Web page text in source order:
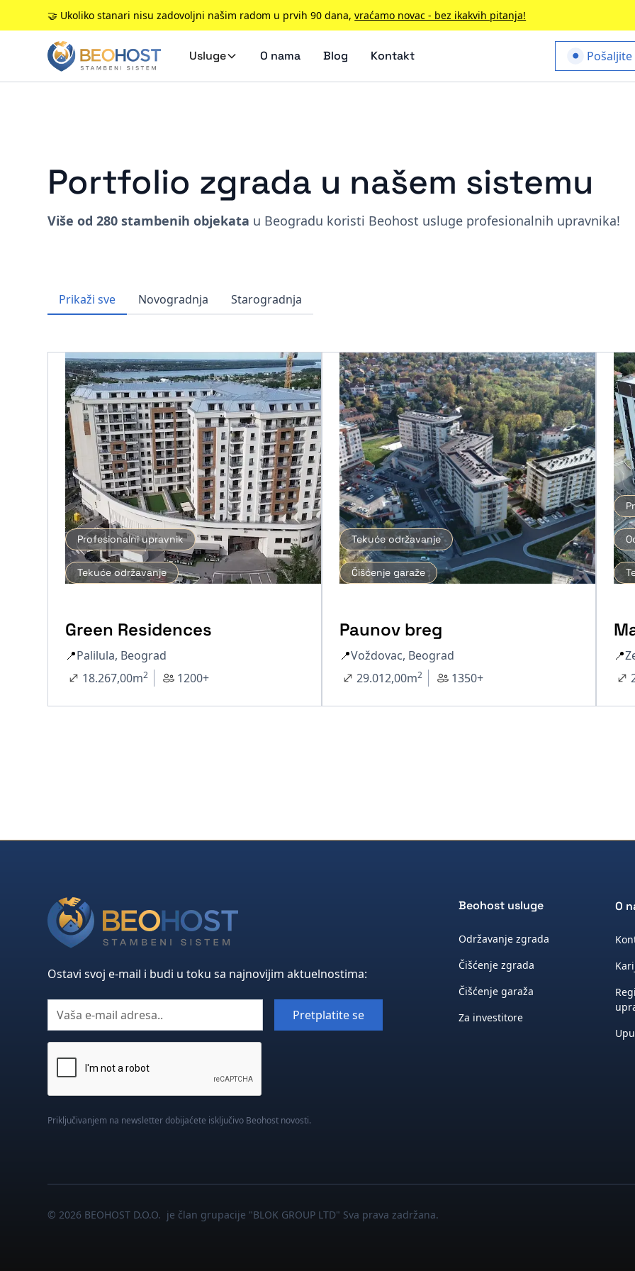
🤝 Ukoliko stanari nisu zadovoljni našim radom u prvih 90 dana,vraćamo novac - bez ikakvih pitanja!
Usluge O nama Blog Kontakt
Portfolio zgrada u našem sistemu
Više od 280 stambenih objekata u Beogradu koristi Beohost usluge profesionalnih upravnika!
Prikaži sve Novogradnja Starogradnja
Profesionalni upravnik
Tekuće održavanje
Green Residences
📍Palilula, Beograd
18.267,00m2 1200+
Tekuće održavanje
Čišćenje garaže
Paunov breg
📍Voždovac, Beograd
29.012,00m2 1350+
📍
Ostavi svoj e-mail i budi u toku sa najnovijim aktuelnostima:
Priključivanjem na newsletter dobijaćete isključivo Beohost novosti.
Beohost usluge
Održavanje zgrada
Čišćenje zgrada
Čišćenje garaža
Za investitore
O
© 2026 BEOHOST D.O.O. je član grupacije "BLOK GROUP LTD" Sva prava zadržana.